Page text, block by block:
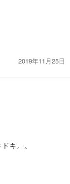
2019年11月25日
キ。。